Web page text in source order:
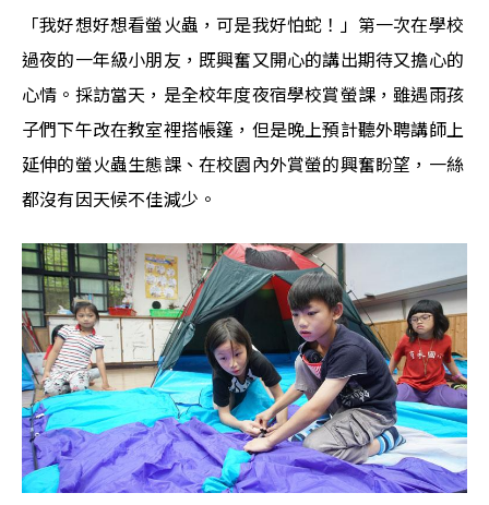
「我好想好想看螢火蟲，可是我好怕蛇！」第一次在學校
過夜的一年級小朋友，既興奮又開心的講出期待又擔心的
心情。採訪當天，是全校年度夜宿學校賞螢課，雖遇雨孩
子們下午改在教室裡搭帳篷，但是晚上預計聽外聘講師上
延伸的螢火蟲生態課、在校園內外賞螢的興奮盼望，一絲
都沒有因天候不佳減少。